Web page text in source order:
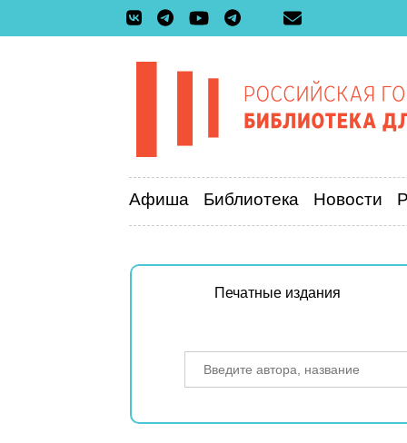
Афиша Библиотека Новости
Печатные издания